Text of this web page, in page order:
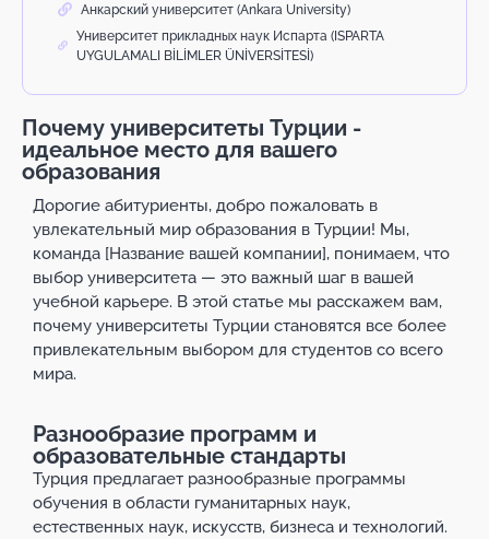
Анкарский университет (Ankara University)
Университет прикладных наук Испарта (ISPARTA
UYGULAMALI BİLİMLER ÜNİVERSİTESİ)
Почему университеты Турции -
идеальное место для вашего
образования
Дорогие абитуриенты, добро пожаловать в
увлекательный мир образования в Турции! Мы,
команда [Название вашей компании], понимаем, что
выбор университета — это важный шаг в вашей
учебной карьере. В этой статье мы расскажем вам,
почему университеты Турции становятся все более
привлекательным выбором для студентов со всего
мира.
Разнообразие программ и
образовательные стандарты
Турция предлагает разнообразные программы
обучения в области гуманитарных наук,
естественных наук, искусств, бизнеса и технологий.